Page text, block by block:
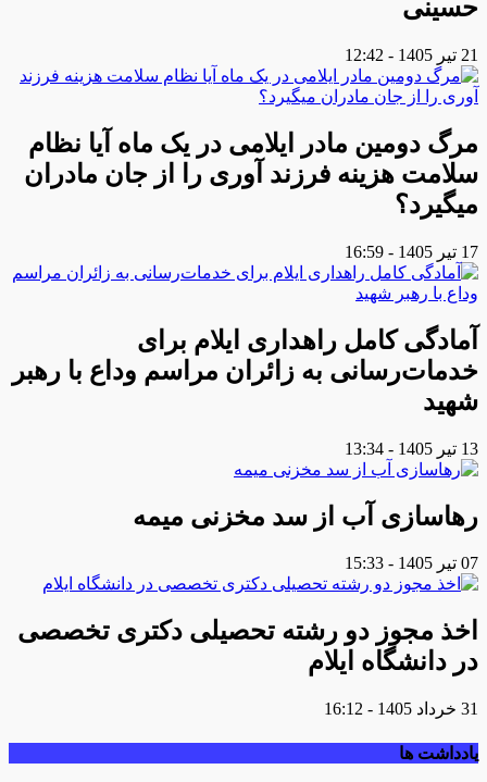
حسینی
21 تیر 1405 - 12:42
مرگ دومین مادر ایلامی در یک ماه آیا نظام
سلامت هزینه فرزند آوری را از جان مادران
میگیرد؟
17 تیر 1405 - 16:59
آمادگی کامل راهداری ایلام برای
خدمات‌رسانی به زائران مراسم وداع با رهبر
شهید
13 تیر 1405 - 13:34
رهاسازی آب از سد مخزنی میمه
07 تیر 1405 - 15:33
اخذ مجوز دو رشته تحصیلی دکتری تخصصی
در دانشگاه ایلام
31 خرداد 1405 - 16:12
یادداشت ها